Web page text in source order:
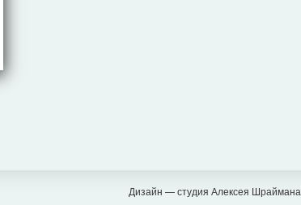
Дизайн — студия Алексея Шраймана